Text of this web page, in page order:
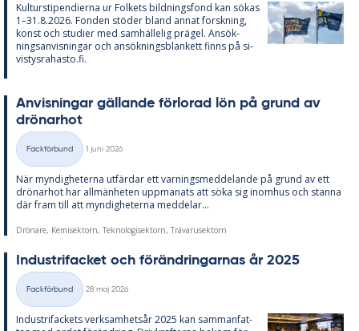
Kul­tursti­pen­di­er­na ur Fol­kets bild­nings­fond kan sö­kas
1–31.8.2026. Fon­den stö­der bland an­nat forsk­ning,
konst och stu­di­er med sam­häl­le­lig prä­gel. An­sök­
nings­an­vis­ning­ar och an­sök­nings­blan­kett fin­ns på si­
vis­tys­ra­has­to.fi.
An­vis­ning­ar gäl­lan­de för­lo­rad lön på grund av
drö­nar­hot
Kategorier
Fackförbund
1 juni 2026
När myn­dig­he­ter­na ut­fär­dar ett var­nings­med­de­lan­de på grund av ett
drö­nar­hot har all­män­he­ten upp­ma­na­ts att söka sig in­om­hus och stan­na
där fram till att myn­dig­he­ter­na med­de­lar...
Drönare, Kemisektorn, Teknologisektorn, Trävarusektorn
In­du­stri­fac­ket och för­änd­ring­ar­nas år 2025
Kategorier
Fackförbund
28 maj 2026
In­du­stri­fac­kets verk­sam­hets­år 2025 kan sam­man­fat­